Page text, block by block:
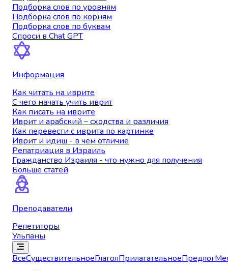
Подборка слов по уровням
Подборка слов по корням
Подборка слов по буквам
Спроси в Chat GPT
Информация
Как читать на иврите
С чего начать учить иврит
Как писать на иврите
Иврит и арабский – сходства и различия
Как перевести с иврита по картинке
Иврит и идиш - в чем отличие
Репатриация в Израиль
Гражданство Израиля - что нужно для получения
Больше статей
Преподаватели
Репетиторы
Ульпаны
ВсеСуществительноеГлаголПрилагательноеПредлог